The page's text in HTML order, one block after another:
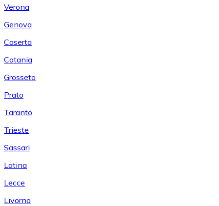
Verona
Genova
Caserta
Catania
Grosseto
Prato
Taranto
Trieste
Sassari
Latina
Lecce
Livorno